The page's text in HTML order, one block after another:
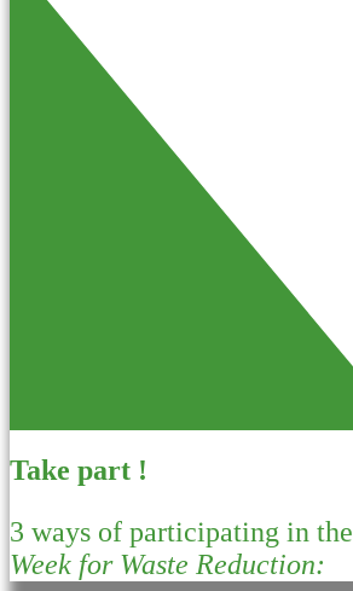
Take part !
3 ways of participating in the
Week for Waste Reduction: